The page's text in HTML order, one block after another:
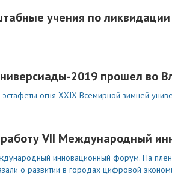
учения по
2019 прошел во
огня XXIX Всемирной зимней
VII Международный
инновационный форум. На
о развитии в городах цифровой